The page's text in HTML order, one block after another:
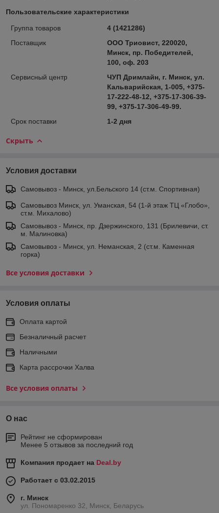
Пользовательские характеристики
Группа товаров
4 (1421286)
Поставщик
ООО Триовист, 220020,
Минск, пр. Победителей,
100, оф. 203
Сервисный центр
ЧУП Дримлайн, г. Минск, ул.
Кальварийская, 1-005, +375-
17-222-48-12, +375-17-306-39-
99, +375-17-306-49-99.
Срок поставки
1-2 дня
Скрыть
Условия доставки
Самовывоз - Минск, ул.Бельского 14 (ст.м. Спортивная)
Самовывоз Минск, ул. Уманская, 54 (1-й этаж ТЦ «Глобо»,
ст.м. Михалово)
Самовывоз - Минск, пр. Дзержинского, 131 (Брилевичи, ст.
м. Малиновка)
Самовывоз - Минск, ул. Неманская, 2 (ст.м. Каменная
горка)
Все условия доставки
Условия оплаты
Оплата картой
Безналичный расчет
Наличными
Карта рассрочки Халва
Все условия оплаты
О нас
Рейтинг не сформирован
Менее 5 отзывов за последний год
Компания продает на Deal.by
Работает с 03.02.2015
г. Минск
ул. Пономаренко 32, Минск, Беларусь